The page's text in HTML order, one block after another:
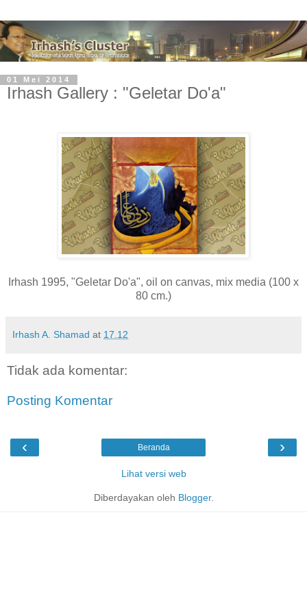
01 Mei 2014
Irhash Gallery : "Geletar Do'a"
Irhash 1995, "Geletar Do'a", oil on canvas, mix media (100 x
80 cm.)
Irhash A. Shamad at 17.12
Tidak ada komentar:
Posting Komentar
‹ ›
Beranda
Lihat versi web
Diberdayakan oleh Blogger.